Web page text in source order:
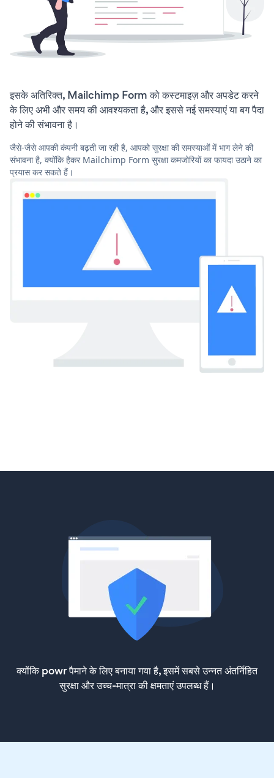
इसके अतिरिक्त, Mailchimp Form को कस्टमाइज़ और अपडेट करने
के लिए अभी और समय की आवश्यकता है, और इससे नई समस्याएं या बग पैदा
होने की संभावना है।
जैसे-जैसे आपकी कंपनी बढ़ती जा रही है, आपको सुरक्षा की समस्याओं में भाग लेने की
संभावना है, क्योंकि हैकर Mailchimp Form सुरक्षा कमजोरियों का फायदा उठाने का
प्रयास कर सकते हैं।
क्योंकि powr पैमाने के लिए बनाया गया है, इसमें सबसे उन्नत अंतर्निहित
सुरक्षा और उच्च-मात्रा की क्षमताएं उपलब्ध हैं।